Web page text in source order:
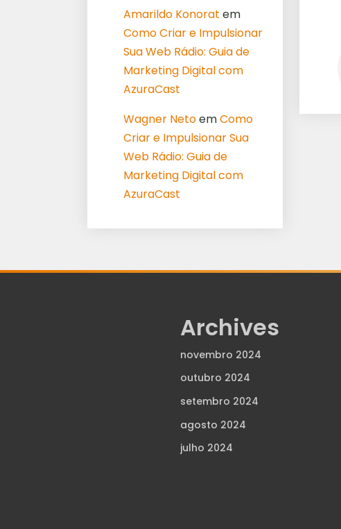
Amarildo Konorat em
Como Criar e Impulsionar
Sua Web Rádio: Guia de
Marketing Digital com
AzuraCast
Wagner NetoemComo
Criar e Impulsionar Sua
Web Rádio: Guia de
Marketing Digital com
AzuraCast
Archives
novembro 2024
outubro 2024
setembro 2024
agosto 2024
julho 2024